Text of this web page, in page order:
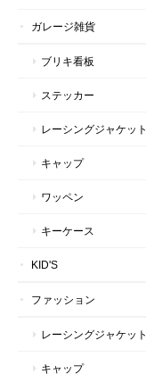
ガレージ雑貨
ブリキ看板
ステッカー
レーシングジャケット
キャップ
ワッペン
キーケース
KID'S
ファッション
レーシングジャケット
キャップ